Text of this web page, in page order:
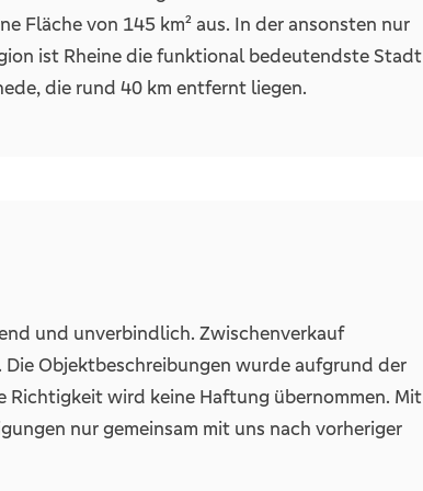
Fläche von 145 km² aus. In der ansonsten nur
ist Rheine die funktional bedeutendste Stadt
die rund 40 km entfernt liegen.
und unverbindlich. Zwischenverkauf
Objektbeschreibungen wurde aufgrund der
Richtigkeit wird keine Haftung übernommen. Mit
nur gemeinsam mit uns nach vorheriger